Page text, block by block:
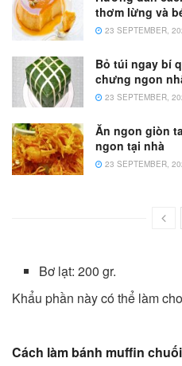
thơm lừng và
23 SEPTEMBER,
Bỏ túi ngay bí
chưng ngon
23 SEPTEMBER,
Ăn ngon giòn
ngon tại nhà
23 SEPTEMBER,
Bơ lạt: 200 gr.
Khẩu phần này có thể làm
Cách làm bánh muffin